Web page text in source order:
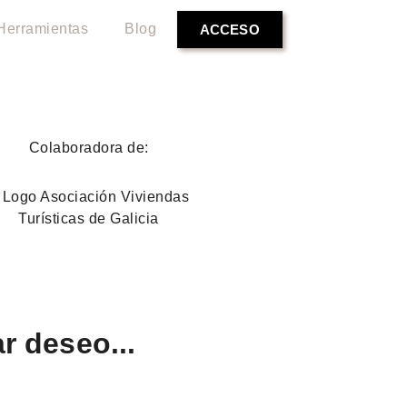
Blog ACCESO
Colaboradora de:
deseo...